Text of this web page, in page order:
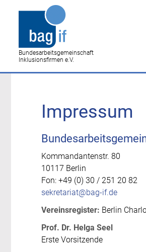
Bundesarbeitsgemeinschaft
Inklusionsfirmen e.V.
Impressum
Kommandantenstr. 80
10117 Berlin
Fon: +49 (0) 30 / 251 20 82
sekretariat@bag-if.de
Vereinsregister: Berlin
Prof. Dr. Helga Seel
Erste Vorsitzende